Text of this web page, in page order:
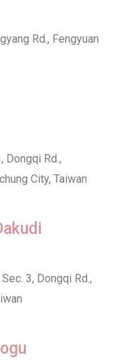
Rd., Fengyuan
Dongqi Rd.,
City, Taiwan
3, Dongqi Rd.,